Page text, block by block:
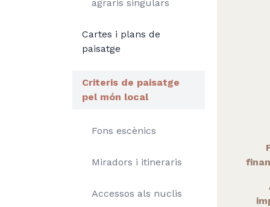
agraris singulars
Cartes i plans de
paisatge
Criteris de paisatge
pel món local
Fons escènics
Miradors i itineraris
Accessos als nuclis